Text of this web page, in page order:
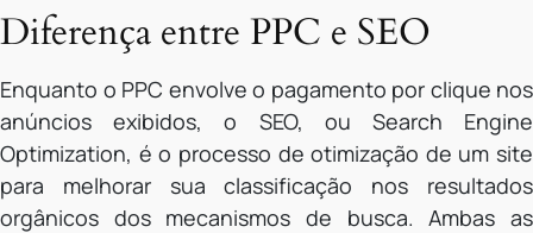
Diferença entre PPC e SEO
Enquanto o PPC envolve o pagamento por clique nos
anúncios exibidos, o SEO, ou Search Engine
Optimization, é o processo de otimização de um site
para melhorar sua classificação nos resultados
orgânicos dos mecanismos de busca. Ambas as